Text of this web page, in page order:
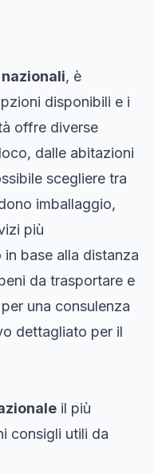
, è
disponibili e i
offre diverse
dalle abitazioni
scegliere tra
imballaggio,
più
base alla distanza
da trasportare e
una consulenza
dettagliato per il
il più
consigli utili da